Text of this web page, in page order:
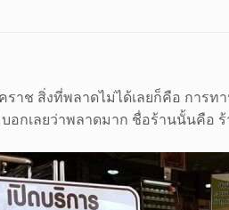
ราช สิ่งที่พลาดไม่ได้เลยก็คือ การ
อกเลยว่าพลาดมาก ชื่อร้านนั้นคือ